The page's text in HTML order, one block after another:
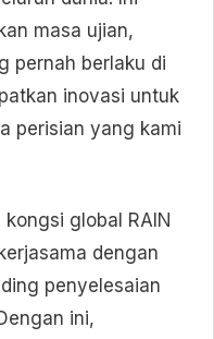
masa ujian,
pernah berlaku di
inovasi untuk
perisian yang kami
global RAIN
dengan
penyelesaian
ini,